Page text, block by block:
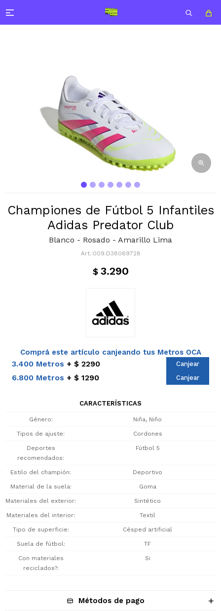

Championes de Fútbol 5 Infantiles
Adidas Predator Club
Blanco - Rosado - Amarillo Lima
009.D38069728
$ 3.290
Comprá este artículo canjeando tus Metros OCA
3.400 Metros $ 2290 Canjear
6.800 Metros $ 1290 Canjear
CARACTERÍSTICAS
Género Niña, Niño
Tipos de ajuste Cordones
Deportes
recomendados
Fútbol 5
Estilo del champión Deportivo
Material de la suela Goma
Materiales del exterior Sintético
Materiales del interior Textil
Tipo de superficie Césped artificial
Suela de fútbol TF
Con materiales
reciclados?
Si
Métodos de pago